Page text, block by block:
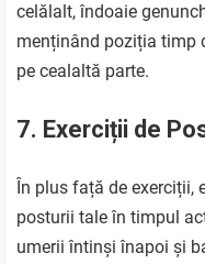
celălalt, îndoaie
menținând poziția timp
pe cealaltă parte.
7. Exerciții de
În plus față de exerciții,
posturii tale în timpul
umerii întinși înapoi și